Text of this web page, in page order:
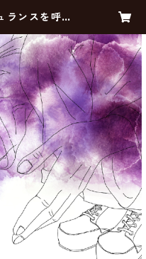
ンスを呼ば
SHOP STO